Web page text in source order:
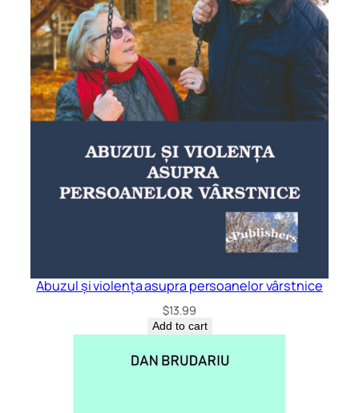
Abuzul și violența asupra persoanelor vârstnice
$13.99
Add to cart